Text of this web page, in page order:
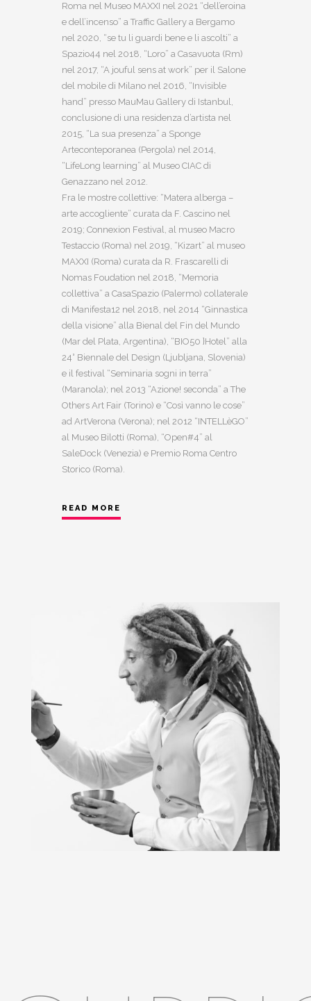
Roma nel Museo MAXXI nel 2021 “dell’eroina
e dell’incenso” a Traffic Gallery a Bergamo
nel 2020, “se tu li guardi bene e li ascolti” a
Spazio44 nel 2018, “Loro” a Casavuota (Rm)
nel 2017, “A jouful sens at work” per il Salone
del mobile di Milano nel 2016, “Invisible
hand” presso MauMau Gallery di Istanbul,
conclusione di una residenza d’artista nel
2015, “La sua presenza” a Sponge
Arteconteporanea (Pergola) nel 2014,
“LifeLong learning” al Museo CIAC di
Genazzano nel 2012.
Fra le mostre collettive: “Matera alberga –
arte accogliente” curata da F. Cascino nel
2019; Connexion Festival, al museo Macro
Testaccio (Roma) nel 2019, “Kizart” al museo
MAXXI (Roma) curata da R. Frascarelli di
Nomas Foudation nel 2018, “Memoria
collettiva” a CasaSpazio (Palermo) collaterale
di Manifesta12 nel 2018, nel 2014 “Ginnastica
della visione” alla Bienal del Fin del Mundo
(Mar del Plata, Argentina), “BIO50 }Hotel” alla
24° Biennale del Design (Ljubljana, Slovenia)
e il festival “Seminaria sogni in terra”
(Maranola); nel 2013 “Azione! seconda” a The
Others Art Fair (Torino) e “Così vanno le cose”
ad ArtVerona (Verona); nel 2012 “INTELLèGO”
al Museo Bilotti (Roma), “Open#4” al
SaleDock (Venezia) e Premio Roma Centro
Storico (Roma).
READ MORE